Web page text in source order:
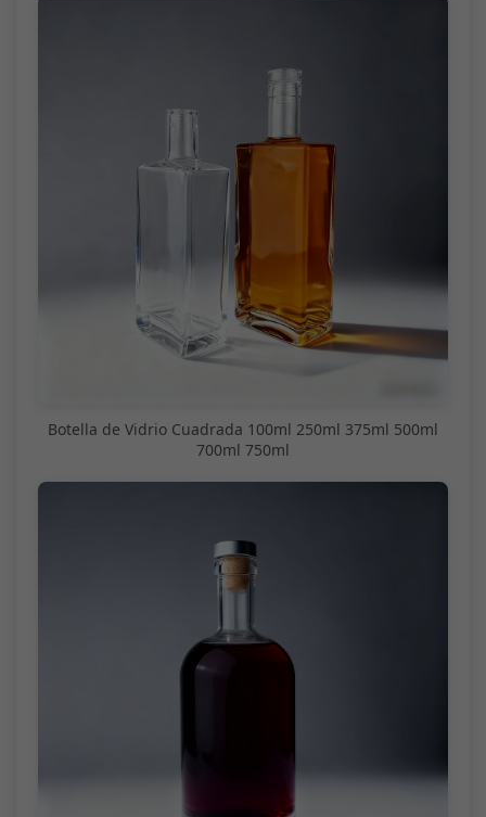
Botella de Vidrio Cuadrada 100ml 250ml 375ml 500ml
700ml 750ml